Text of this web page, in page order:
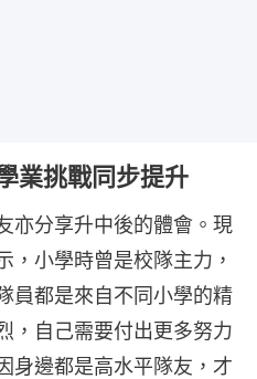
業挑戰同步提升
亦分享升中後的體會。現
，小學時曾是校隊主力，
員都是來自不同小學的精
，自己需要付出更多努力
身邊都是高水平隊友，才